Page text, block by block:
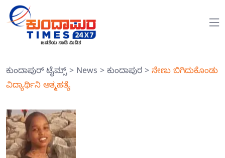
ಕುಂದಾಪುರ್ ಟೈಮ್ಸ್> News > ಕುಂದಾಪುರ > ನೇಣು ಬಿಗಿದುಕೊಂಡು
ವಿದ್ಯಾರ್ಥಿನಿ ಆತ್ಮಹತ್ಯೆ